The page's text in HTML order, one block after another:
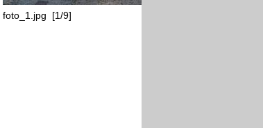
foto_1.jpg [1/9]
foto_2.jpg [2/9]